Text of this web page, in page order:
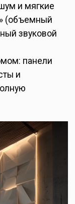
и мягкие
(объемный
звуковой
панели
и